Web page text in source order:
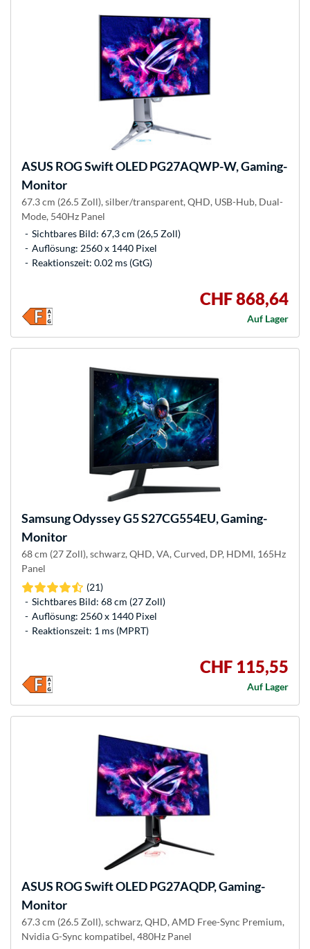
ASUS ROG Swift OLED PG27AQWP-W, Gaming-
Monitor
67.3 cm (26.5 Zoll), silber/transparent, QHD, USB-Hub, Dual-
Mode, 540Hz Panel
Sichtbares Bild: 67,3 cm (26,5 Zoll)
Auflösung: 2560 x 1440 Pixel
Reaktionszeit: 0.02 ms (GtG)
CHF 868,64
Auf Lager
SamsungOdyssey G5 S27CG554EU, Gaming-
Monitor
68 cm (27 Zoll), schwarz, QHD, VA, Curved, DP, HDMI, 165Hz
Panel
(21)
Sichtbares Bild: 68 cm (27 Zoll)
Auflösung: 2560 x 1440 Pixel
Reaktionszeit: 1 ms (MPRT)
CHF 115,55
Auf Lager
ASUS ROG Swift OLED PG27AQDP, Gaming-
Monitor
67.3 cm (26.5 Zoll), schwarz, QHD, AMD Free-Sync Premium,
Nvidia G-Sync kompatibel, 480Hz Panel